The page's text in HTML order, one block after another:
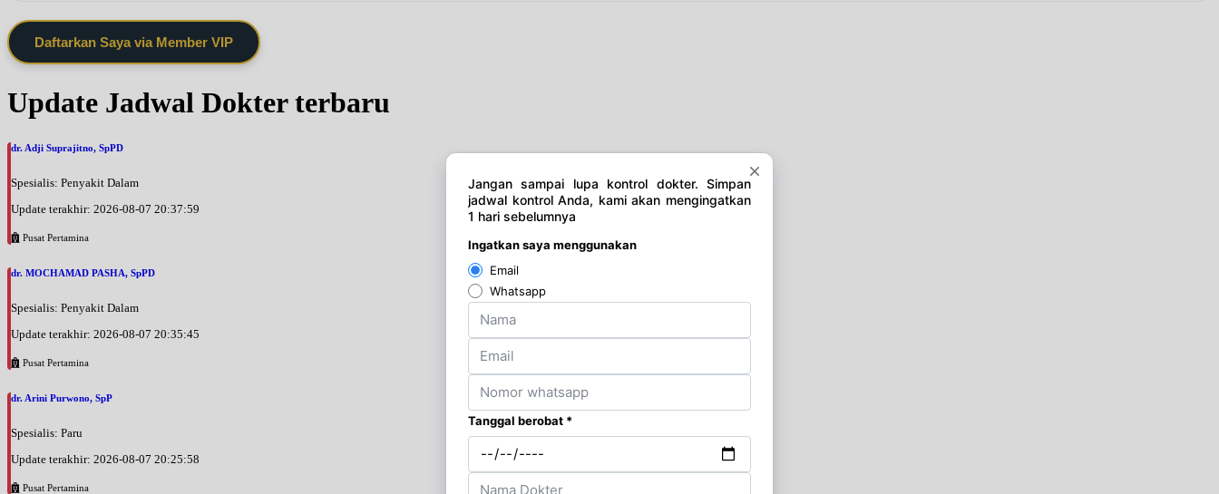
Daftarkan Saya via Member VIP
Update Jadwal Dokter terbaru
dr. Adji Suprajitno, SpPD
Spesialis: Penyakit Dalam
Update terakhir: 2026-08-07 20:37:59
Pusat Pertamina
dr. MOCHAMAD PASHA, SpPD
Spesialis: Penyakit Dalam
Update terakhir: 2026-08-07 20:35:45
Pusat Pertamina
dr. Arini Purwono, SpP
Spesialis: Paru
Update terakhir: 2026-08-07 20:25:58
Pusat Pertamina